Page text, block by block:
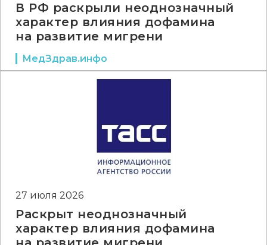
В РФ раскрыли неоднозначный
характер влияния дофамина
на развитие мигрени
МедЗдрав.инфо
27 июля 2026
Раскрыт неоднозначный
характер влияния дофамина